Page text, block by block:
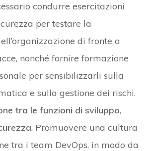
condurre esercitazioni
per testare la
di fronte a
nonché fornire formazione
per sensibilizzarli sulla
e sulla gestione dei rischi.
tra le funzioni di sviluppo,
. Promuovere una cultura
tra i team DevOps, in modo da